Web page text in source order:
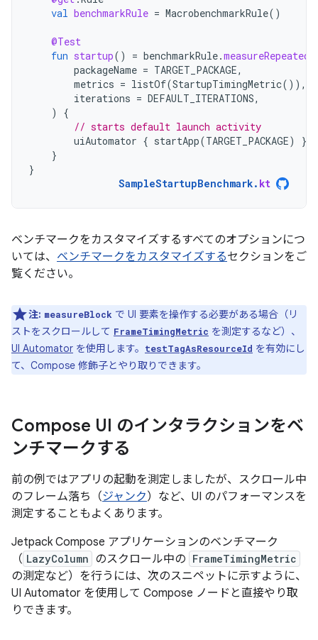
val benchmarkRule = MacrobenchmarkRule()
@Test
fun startup() = benchmarkRule.measureRepeated
packageName = TARGET_PACKAGE,
metrics = listOf(StartupTimingMetric()),
iterations = DEFAULT_ITERATIONS,
)
{
// starts default launch activity
uiAutomator { startApp(TARGET_PACKAGE)
}
}
}
SampleStartupBenchmark. kt
ベンチマークをカスタマイズするすべてのオプションにつ
いては、 ベンチマークをカスタマイズするセクションをご
覧ください。
注: measureBlock で UI 要素を操作する必要がある場合（リ
ストをスクロールして FrameTimingMetric を測定するなど）、
UI Automator を使用します。 testTagAsResourceId を有効にし
て、Compose 修飾子とやり取りできます。
Compose UI のインタラクションをベ
ンチマークする
前の例ではアプリの起動を測定しましたが、スクロール中
のフレーム落ち（ジャンク）など、UI のパフォーマンスを
測定することもよくあります。
Jetpack Compose アプリケーションのベンチマーク
（ LazyColumn のスクロール中の FrameTimingMetric
の測定など）を行うには、次のスニペットに示すように、
UI Automator を使用して Compose ノードと直接やり取
りできます。